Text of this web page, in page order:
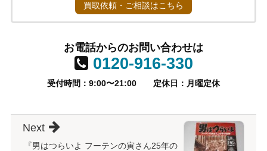
買取依頼・ご相談はこちら
お電話からのお問い合わせは
0120-916-330
受付時間：9:00〜21:00 定休日：月曜定休
『男はつらいよ フーテンの寅さん25年の
Next